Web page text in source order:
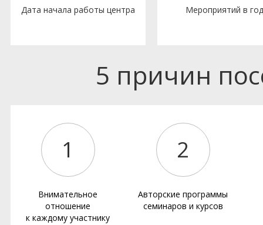
Дата начала работы центра Мероприятий в год
5 причин
1
Внимательное
отношение
к каждому участнику
2
Авторские программы
семинаров и курсов